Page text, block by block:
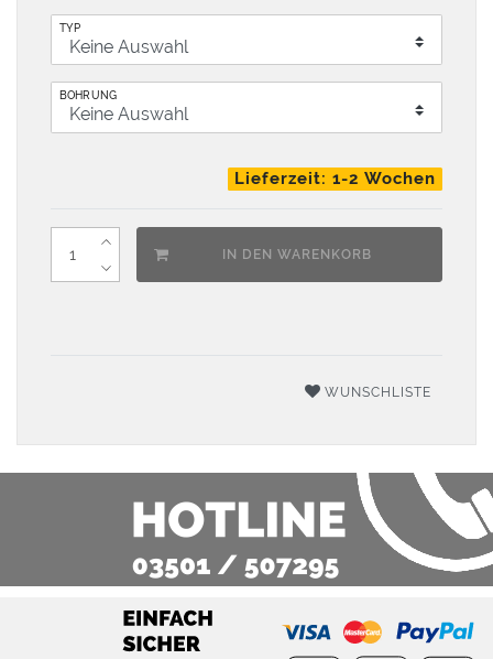
TYP
BOHRUNG
Lieferzeit: 1-2 Wochen
IN DEN WARENKORB
WUNSCHLISTE